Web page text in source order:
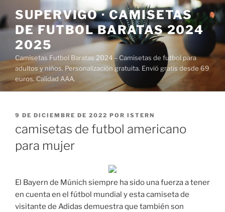
al
contenido
SUPERVIGO · CAMISETAS
DE FUTBOL BARATAS 2024
2025
Camisetas Futbol Baratas 2024 – Camisetas de futbol para
adultos y niños. Personalización gratuita. Envió gratis desde 69
euros. Calidad AAA.
PUBLICADO
9 DE DICIEMBRE DE 2022 POR ISTERN
camisetas de futbol americano
para mujer
El Bayern de Múnich siempre ha sido una fuerza a tener
en cuenta en el fútbol mundial y esta camiseta de
visitante de Adidas demuestra que también son